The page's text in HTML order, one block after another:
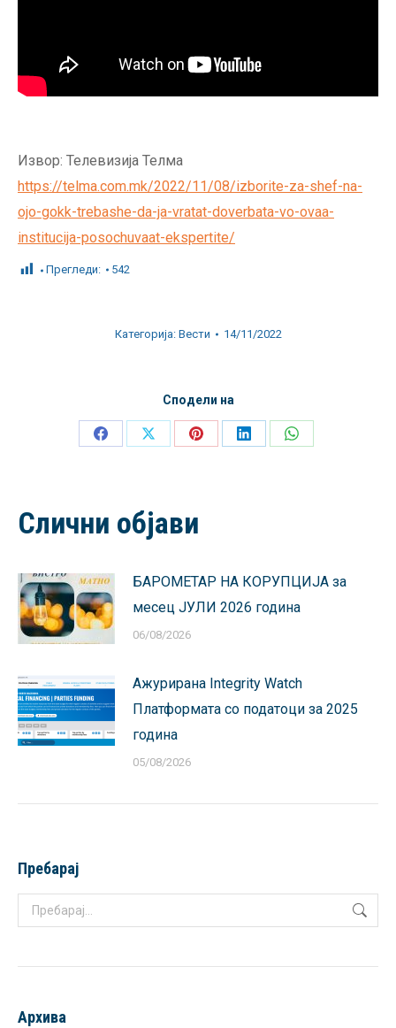
Извор: Телевизија Телма
https://telma.com.mk/2022/11/08/izborite-za-shef-na-
ojo-gokk-trebashe-da-ja-vratat-doverbata-vo-ovaa-
institucija-posochuvaat-ekspertite/
Прегледи: 542
Категорија: Вести 14/11/2022
Сподели на
Share
Share
Share
Share
Share
Слични објави
БАРОМЕТАР НА КОРУПЦИЈА за
месец ЈУЛИ 2026 година
06/08/2026
Ажурирана Integrity Watch
Платформата со податоци за 2025
година
05/08/2026
Пребарај
Search:
Архива